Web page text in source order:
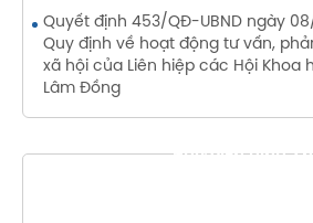
Quyết định 453/QĐ-UBND ngày
Quy định về hoạt động tư vấn,
xã hội của Liên hiệp các Hội Khoa
Lâm Đồng
THƯ VIỆN HÌNH